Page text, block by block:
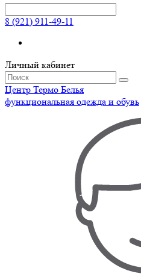
8 (921) 911-49-11
Личный кабинет
Центр Термо Белья
функциональная одежда и обувь